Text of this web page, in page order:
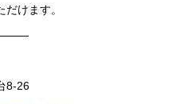
けます。
8-26